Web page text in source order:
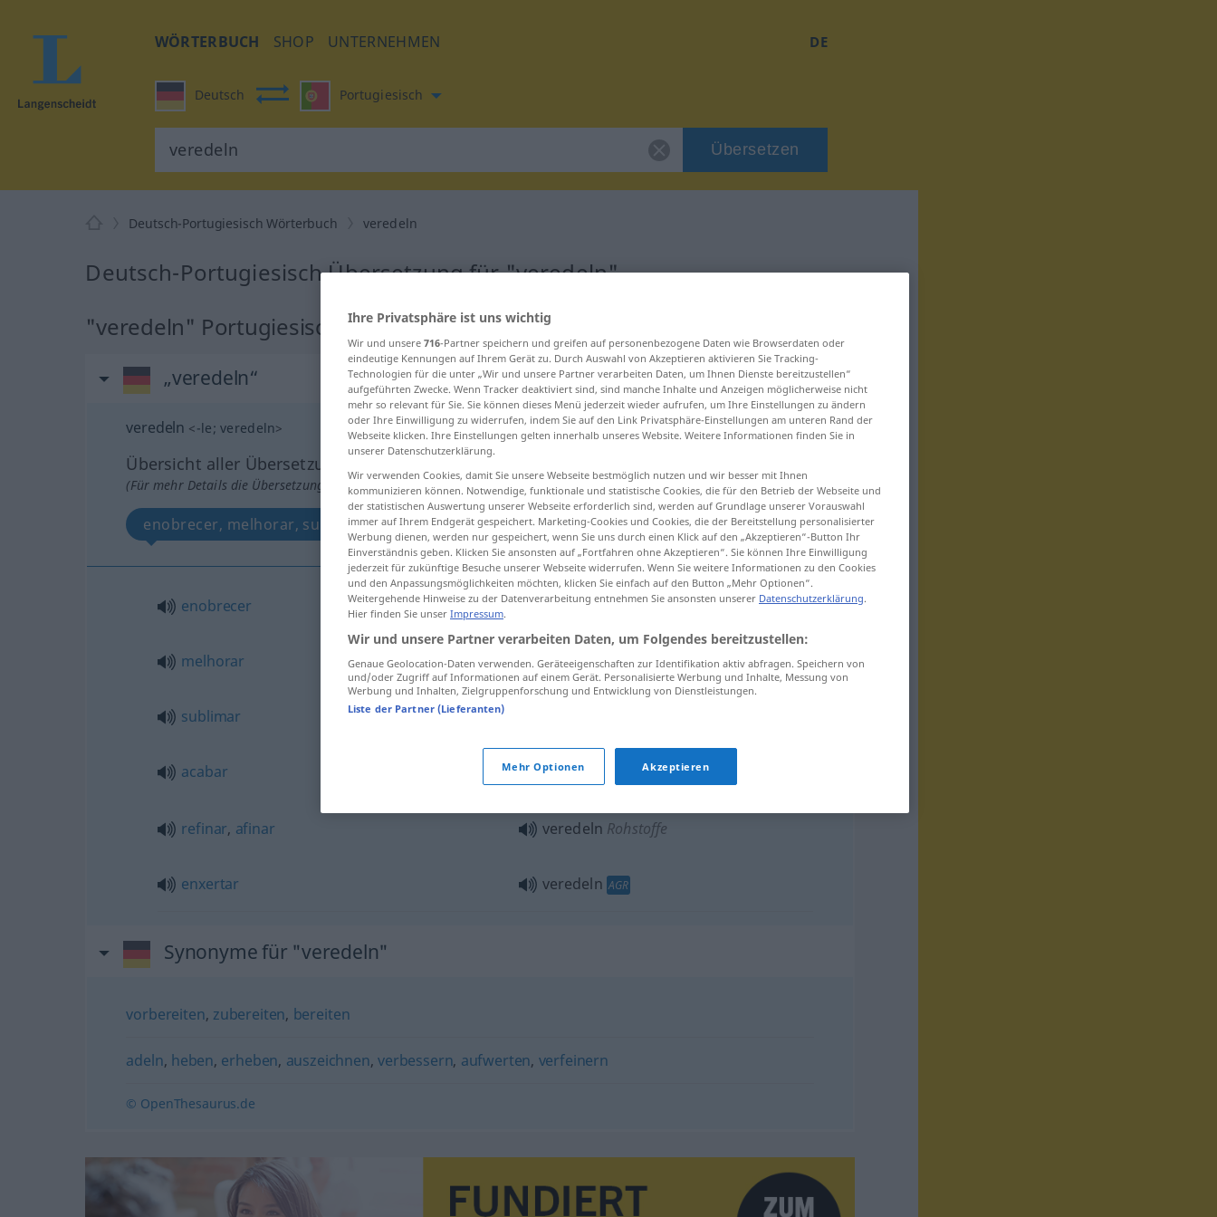
WÖRTERBUCH SHOP UNTERNEHMEN DE
Deutsch Portugiesisch
Übersetzen
Deutsch-Portugiesisch Wörterbuch veredeln
Deutsch-Portugiesisch Übersetzung für "veredeln"
"veredeln" Portugiesisch Übersetzung
„veredeln“
veredeln <-le;veredeln>
Übersicht aller Übersetzungen
(Für mehr Details die Übersetzung anklicken/antippen)
enobrecer, melhorar, sublimar, acabar, refinar, afinar enxertar
enobrecer veredeln
melhorar veredeln(≈ verbessern)
sublimar
acabar veredeln
refinar, afinar veredeln Rohstoffe
enxertar veredeln AGR
Synonyme für "veredeln"
vorbereiten, zubereiten, bereiten
adeln, heben, erheben, auszeichnen,verbessern, aufwerten, verfeinern
© OpenThesaurus.de
Ihre Privatsphäre ist uns wichtig
Wir und unsere 716-Partner speichern und greifen auf personenbezogene Daten wie Browserdaten oder
eindeutige Kennungen auf Ihrem Gerät zu. Durch Auswahl von Akzeptieren aktivieren Sie Tracking-
Technologien für die unter „Wir und unsere Partner verarbeiten Daten, um Ihnen Dienste bereitzustellen“
aufgeführten Zwecke. Wenn Tracker deaktiviert sind, sind manche Inhalte und Anzeigen möglicherweise nicht
mehr so relevant für Sie. Sie können dieses Menü jederzeit wieder aufrufen, um Ihre Einstellungen zu ändern
oder Ihre Einwilligung zu widerrufen, indem Sie auf den Link Privatsphäre-Einstellungen am unteren Rand der
Webseite klicken. Ihre Einstellungen gelten innerhalb unseres Website. Weitere Informationen finden Sie in
unserer Datenschutzerklärung.
Wir verwenden Cookies, damit Sie unsere Webseite bestmöglich nutzen und wir besser mit Ihnen
kommunizieren können. Notwendige, funktionale und statistische Cookies, die für den Betrieb der Webseite und
der statistischen Auswertung unserer Webseite erforderlich sind, werden auf Grundlage unserer Vorauswahl
immer auf Ihrem Endgerät gespeichert. Marketing-Cookies und Cookies, die der Bereitstellung personalisierter
Werbung dienen, werden nur gespeichert, wenn Sie uns durch einen Klick auf den „Akzeptieren“-Button Ihr
Einverständnis geben. Klicken Sie ansonsten auf „Fortfahren ohne Akzeptieren“. Sie können Ihre Einwilligung
jederzeit für zukünftige Besuche unserer Webseite widerrufen. Wenn Sie weitere Informationen zu den Cookies
und den Anpassungsmöglichkeiten möchten, klicken Sie einfach auf den Button „Mehr Optionen“.
Weitergehende Hinweise zu der Datenverarbeitung entnehmen Sie ansonsten unserer Datenschutzerklärung.
Hier finden Sie unser Impressum.
Wir und unsere Partner verarbeiten Daten, um Folgendes bereitzustellen:
Genaue Geolocation-Daten verwenden. Geräteeigenschaften zur Identifikation aktiv abfragen. Speichern von
und/oder Zugriff auf Informationen auf einem Gerät. Personalisierte Werbung und Inhalte, Messung von
Werbung und Inhalten, Zielgruppenforschung und Entwicklung von Dienstleistungen.
Liste der Partner (Lieferanten)
Mehr Optionen Akzeptieren